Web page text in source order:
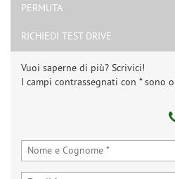
PERMUTA
RICHIEDI TEST DRIVE
Vuoi saperne di più? Scrivici!
I campi contrassegnati con * sono